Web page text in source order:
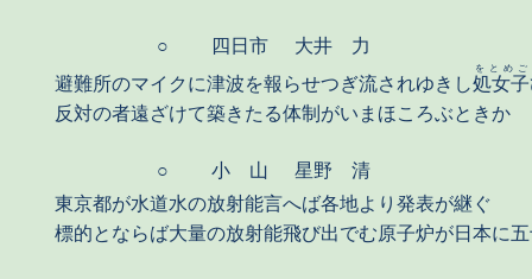
○ 四日市
大井 力
避難所のマイクに津波を報らせつぎ流されゆきし処女子
をとめご
反対の者遠ざけて築きたる体制がいまほころぶときか
○ 小 山
星野 清
東京都が水道水の放射能言へば各地より発表が継ぐ
標的とならば大量の放射能飛び出でむ原子炉が日本に